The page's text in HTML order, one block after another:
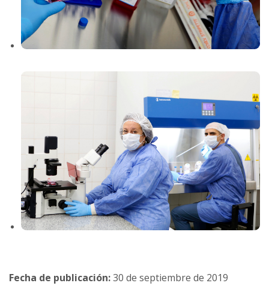
Fecha de publicación:30 de septiembre de 2019